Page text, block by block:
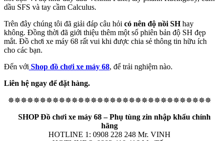
dầu SFS và tay cầm Calculus.
Trên đây chúng tôi đã giải đáp câu hỏi có nên độ nồi SHhay
không. Đồng thời đã giới thiệu thêm một số phiên bản độ SH đẹp
mắt. Đồ chơi xe máy 68 rất vui khi được chia sẻ thông tin hữu ích
cho các bạn.
Đến với Shop đồ chơi xe máy 68, để trải nghiệm nào.
Liên hệ ngay để đặt hàng.
✵✵✵✵✵✵✵✵✵✵✵✵✵✵✵✵✵✵✵✵✵✵✵✵✵✵✵✵✵✵✵✵
SHOP Đồ chơi xe máy 68 – Phụ tùng zin nhập khẩu chính
hãng
HOTLINE 1: 0908 228 248 Mr. VINH